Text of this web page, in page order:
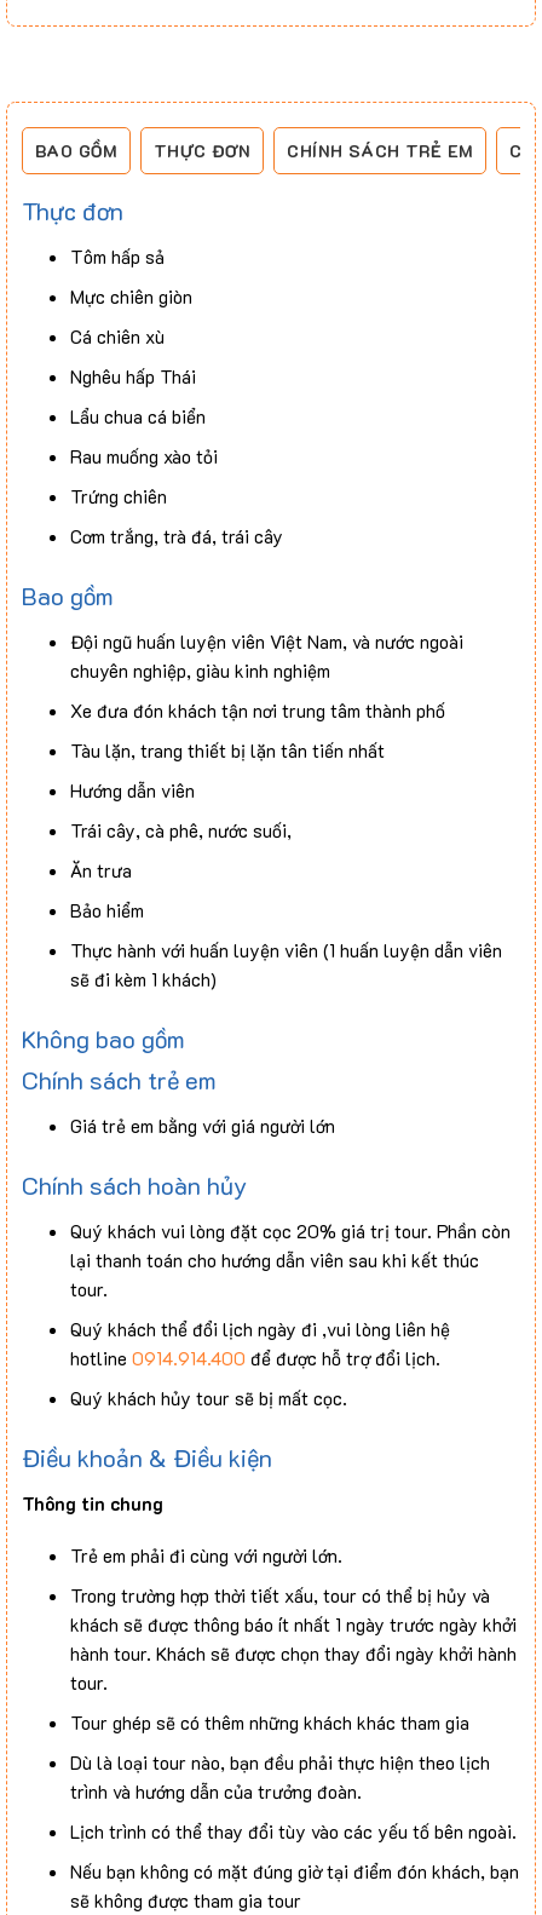
BAO GỒM THỰC ĐƠN CHÍNH SÁCH TRẺ EM
Thực đơn
Tôm hấp sả
Mực chiên giòn
Cá chiên xù
Nghêu hấp Thái
Lẩu chua cá biển
Rau muống xào tỏi
Trứng chiên
Cơm trắng, trà đá, trái cây
Bao gồm
Đội ngũ huấn luyện viên Việt Nam, và nước ngoài
chuyên nghiệp, giàu kinh nghiệm
Xe đưa đón khách tận nơi trung tâm thành phố
Tàu lặn, trang thiết bị lặn tân tiến nhất
Hướng dẫn viên
Trái cây, cà phê, nước suối,
Ăn trưa
Bảo hiểm
Thực hành với huấn luyện viên (1 huấn luyện dẫn viên
sẽ đi kèm 1 khách)
Không bao gồm
Ăn uống tham quan ngoài chương trình.
Chi phí cá nhân, có ghi tự túc.
Chính sách trẻ em
Giá trẻ em bằng với giá người lớn
Chính sách hoàn hủy
Quý khách vui lòng đặt cọc 20% giá trị tour. Phần còn
lại thanh toán cho hướng dẫn viên sau khi kết thúc
tour.
Quý khách thể đổi lịch ngày đi ,vui lòng liên hệ
hotline 0914.914.400 để được hỗ trợ đổi lịch.
Quý khách hủy tour sẽ bị mất cọc.
Điều khoản & Điều kiện
Thông tin chung
Trẻ em phải đi cùng với người lớn.
Trong trường hợp thời tiết xấu, tour có thể bị hủy và
khách sẽ được thông báo ít nhất 1 ngày trước ngày khởi
hành tour. Khách sẽ được chọn thay đổi ngày khởi hành
tour.
Tour ghép sẽ có thêm những khách khác tham gia
Dù là loại tour nào, bạn đều phải thực hiện theo lịch
trình và hướng dẫn của trưởng đoàn.
Lịch trình có thể thay đổi tùy vào các yếu tố bên ngoài.
Nếu bạn không có mặt đúng giờ tại điểm đón khách, bạn
sẽ không được tham gia tour